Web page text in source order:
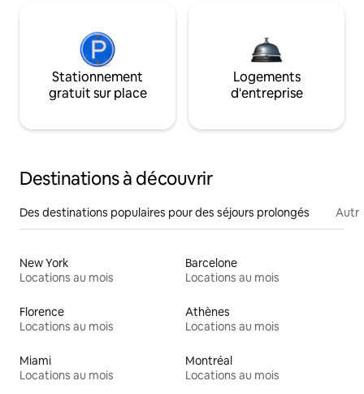
Stationnement
gratuit sur place
Logements
d'entreprise
Destinations à découvrir
Des destinations populaires pour des séjours prolongés
New York
Locations au mois
Barcelone
Locations au mois
Florence
Locations au mois
Athènes
Locations au mois
Miami
Locations au mois
Montréal
Locations au mois